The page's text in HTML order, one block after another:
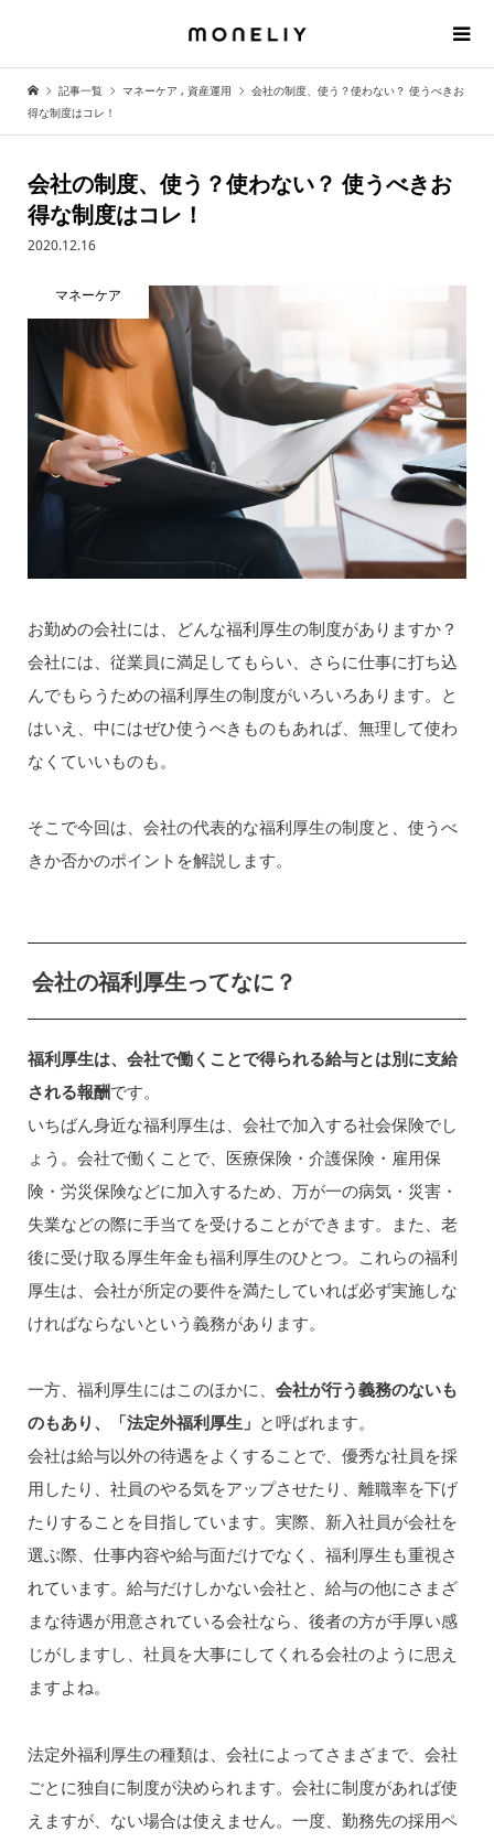
記事一覧 マネーケア , 資産運用
会社の制度、使う？使わない？ 使うべきお
得な制度はコレ！
会社の制度、使う？使わない？ 使うべきお
得な制度はコレ！
2020.12.16
マネーケア
お勤めの会社には、どんな福利厚生の制度がありますか？
会社には、従業員に満足してもらい、さらに仕事に打ち込
んでもらうための福利厚生の制度がいろいろあります。と
はいえ、中にはぜひ使うべきものもあれば、無理して使わ
なくていいものも。
そこで今回は、会社の代表的な福利厚生の制度と、使うべ
きか否かのポイントを解説します。
会社の福利厚生ってなに？
福利厚生は、会社で働くことで得られる給与とは別に支給
される報酬です。
いちばん身近な福利厚生は、会社で加入する社会保険でし
ょう。会社で働くことで、医療保険・介護保険・雇用保
険・労災保険などに加入するため、万が一の病気・災害・
失業などの際に手当てを受けることができます。また、老
後に受け取る厚生年金も福利厚生のひとつ。これらの福利
厚生は、会社が所定の要件を満たしていれば必ず実施しな
ければならないという義務があります。
一方、福利厚生にはこのほかに、 会社が行う義務のないも
のもあり、「法定外福利厚生」 と呼ばれます。
会社は給与以外の待遇をよくすることで、優秀な社員を採
用したり、社員のやる気をアップさせたり、離職率を下げ
たりすることを目指しています。実際、新入社員が会社を
選ぶ際、仕事内容や給与面だけでなく、福利厚生も重視さ
れています。給与だけしかない会社と、給与の他にさまざ
まな待遇が用意されている会社なら、後者の方が手厚い感
じがしますし、社員を大事にしてくれる会社のように思え
ますよね。
法定外福利厚生の種類は、会社によってさまざまで、会社
ごとに独自に制度が決められます。会社に制度があれば使
えますが、ない場合は使えません。一度、勤務先の採用ペ